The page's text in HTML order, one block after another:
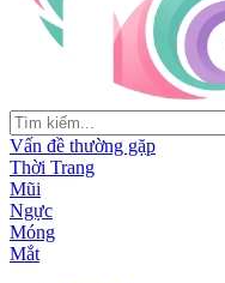
Vấn đề thường gặp
Thời Trang
Mũi
Ngực
Móng
Mắt